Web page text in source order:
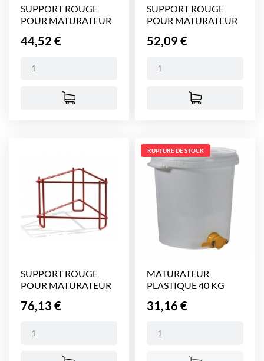
SUPPORT ROUGE
POUR MATURATEUR
Prix
44,52 €
SUPPORT ROUGE
POUR MATURATEUR
Prix
52,09 €
SUPPORT ROUGE
POUR MATURATEUR
Prix
76,13 €
MATURATEUR
PLASTIQUE 40 KG
Prix
31,16 €
RUPTURE DE STOCK